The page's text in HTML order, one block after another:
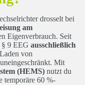
drosselt bei
am
Eigenverbrauch. Seit
9 EEG ausschließlich
von
Mit
(HEMS) nutzt du
temporäre 60 %-